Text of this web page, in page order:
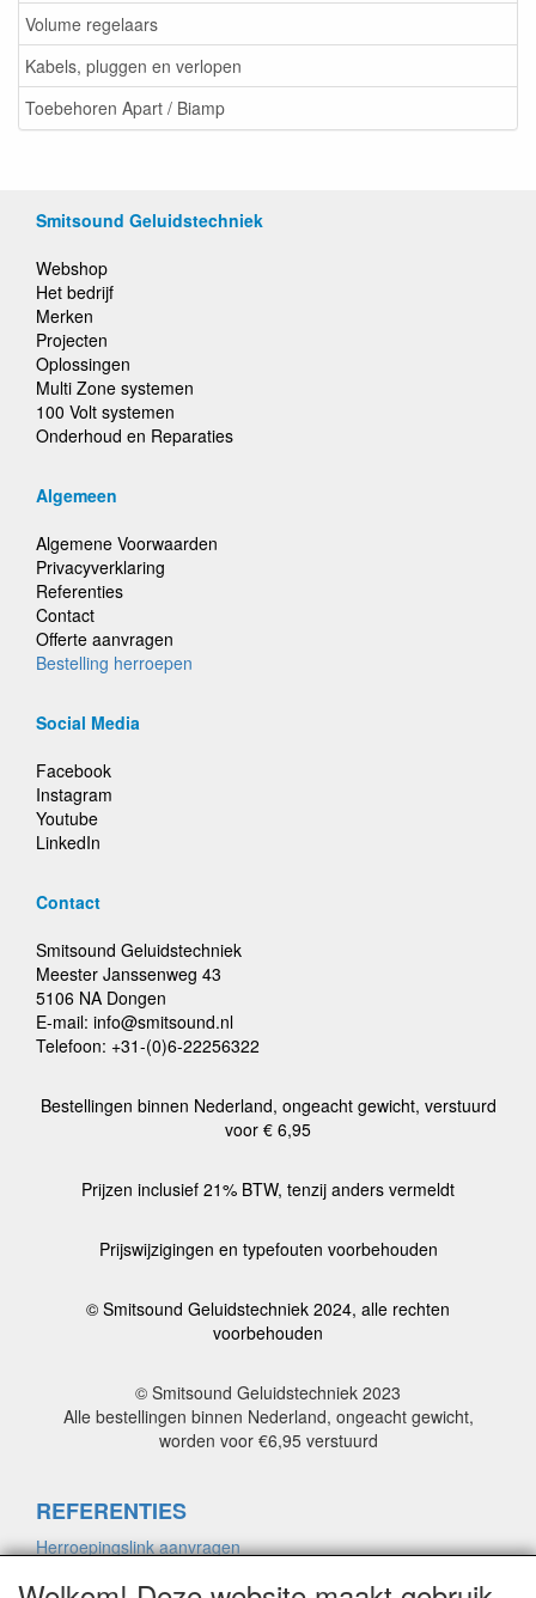
Volume regelaars
Kabels, pluggen en verlopen
Toebehoren Apart / Biamp
Smitsound Geluidstechniek
Webshop
Het bedrijf
Merken
Projecten
Oplossingen
Multi Zone systemen
100 Volt systemen
Onderhoud en Reparaties
Algemeen
Algemene Voorwaarden
Privacyverklaring
Referenties
Contact
Offerte aanvragen
Bestelling herroepen
Social Media
Facebook
Instagram
Youtube
LinkedIn
Contact
Smitsound Geluidstechniek
Meester Janssenweg 43
5106 NA Dongen
E-mail: info@smitsound.nl
Telefoon: +31-(0)6-22256322
Bestellingen binnen Nederland, ongeacht gewicht, verstuurd
voor € 6,95
Prijzen inclusief 21% BTW, tenzij anders vermeldt
Prijswijzigingen en typefouten voorbehouden
© Smitsound Geluidstechniek 2024, alle rechten
voorbehouden
© Smitsound Geluidstechniek 2023
Alle bestellingen binnen Nederland, ongeacht gewicht,
worden voor €6,95 verstuurd
REFERENTIES
Herroepingslink aanvragen